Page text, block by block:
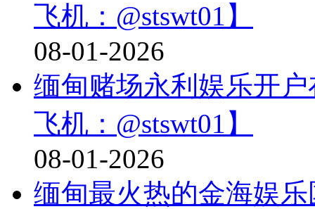
飞机：@stswt01】
08-01-2026
缅甸赌场永利娱乐开户
飞机：@stswt01】
08-01-2026
缅甸最火热的金海娱